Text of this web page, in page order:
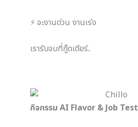
⚡️ จะงานด่วน งานเร่ง
เรารับจบที่กู๊ดเดียร์..
กิจกรรม AI Flavor & Job Test